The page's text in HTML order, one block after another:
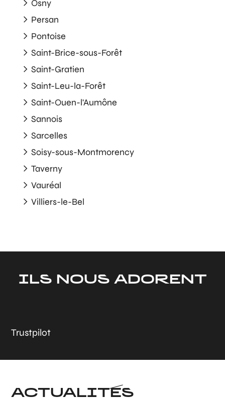
Osny
Persan
Pontoise
Saint-Brice-sous-Forêt
Saint-Gratien
Saint-Leu-la-Forêt
Saint-Ouen-l'Aumône
Sannois
Sarcelles
Soisy-sous-Montmorency
Taverny
Vauréal
Villiers-le-Bel
ILS NOUS ADORENT
Trustpilot
ACTUALITÉS